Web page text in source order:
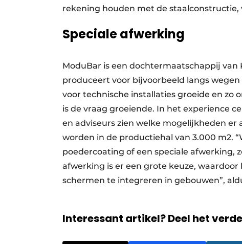
rekening houden met de staalconstructie,
Speciale afwerking
ModuBar is een dochtermaatschappij
produceert voor bijvoorbeeld langs
voor technische installaties groeide en zo
is de vraag groeiende. In het experience
en adviseurs zien welke mogelijkheden
worden in de productiehal van 3.000 m2.
poedercoating of een speciale afwerking,
afwerking is er een grote keuze,
schermen te integreren in gebouwen”,
Interessant artikel? Deel het